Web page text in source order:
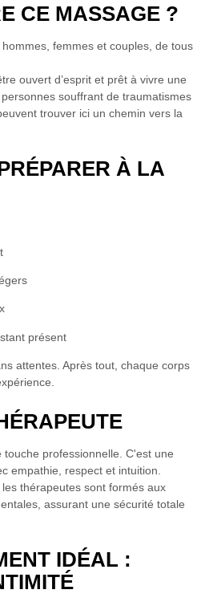
CE MASSAGE ?
hommes, femmes et couples , de tous
ouvert d’esprit et prêt à vivre une
personnes souffrant de traumatismes
trouver ici un chemin vers la
À LA
présent
attentes. Après tout, chaque corps
touche professionnelle . C'est une
empathie, respect et intuition.
les thérapeutes sont formés aux
, assurant une sécurité totale
IDÉAL :